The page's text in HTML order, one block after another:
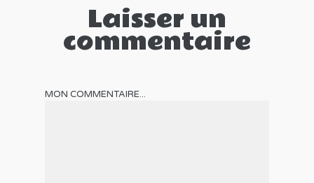
Laisser un
commentaire
MON COMMENTAIRE...